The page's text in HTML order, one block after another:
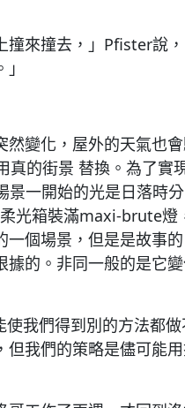
撞來撞去，」Pfister說
變化，屋外的天氣也
的街景 替換。為了實
一開始的光是日落時
光箱裝滿maxi-brute燈
一個場景，但是是故事
的。非同一般的是它
我們得到別的方法都
我們的策略是儘可能